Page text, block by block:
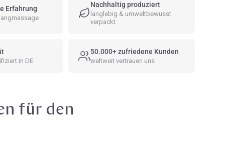
Erfahrung Nachhaltig produziert
langlebig & umweltbewusst
verpackt
in DE
50.000+ zufriedene Kunden
weltweit vertrauen uns
für den